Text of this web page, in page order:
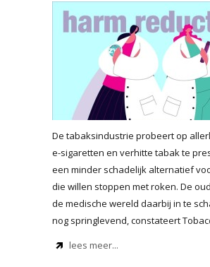
De tabaksindustrie probeert op
e-sigaretten en verhitte tabak te
een minder schadelijk alternatief
die willen stoppen met roken. De
de medische wereld daarbij in te
nog springlevend, constateert
lees meer...